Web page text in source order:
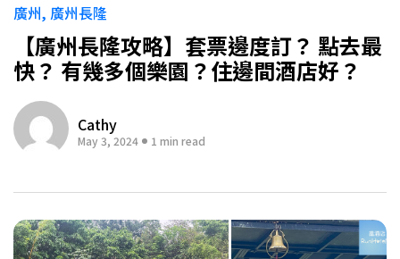
廣州 廣州長隆
【廣州長隆攻略】套票邊度訂？ 點去最
快？ 有幾多個樂園？住邊間酒店好？
Cathy
May 3, 2024 1 min read